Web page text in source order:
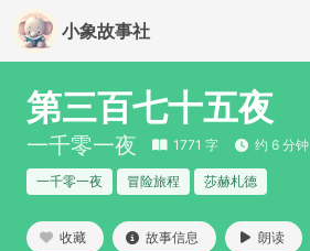
小象故事社
第三百七十五夜
一千零一夜 1771 字 约 6 分钟
一千零一夜 冒险旅程 莎赫札德
收藏 故事信息 朗读